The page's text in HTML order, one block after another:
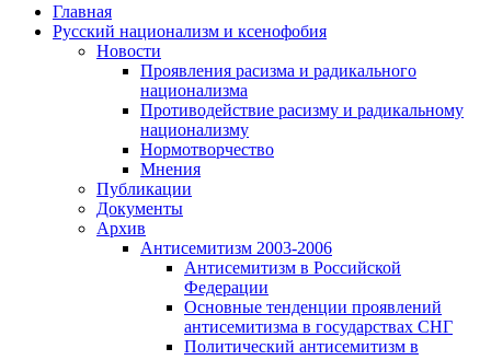
Главная
Русский национализм и ксенофобия
Новости
Проявления расизма и радикального
национализма
Противодействие расизму и радикальному
национализму
Нормотворчество
Мнения
Публикации
Документы
Архив
Антисемитизм 2003-2006
Антисемитизм в Российской
Федерации
Основные тенденции проявлений
антисемитизма в государствах СНГ
Политический антисемитизм в